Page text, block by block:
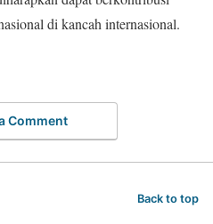
di kancah internasional.
Comment
Back to top